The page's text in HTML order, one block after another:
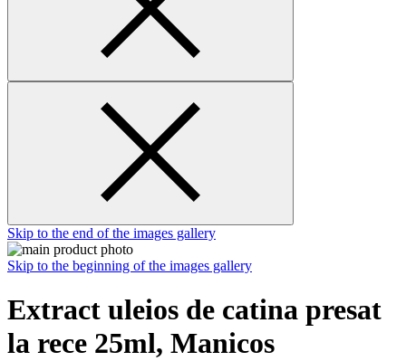
Skip to the end of the images gallery
Skip to the beginning of the images gallery
Extract uleios de catina presat
la rece 25ml, Manicos